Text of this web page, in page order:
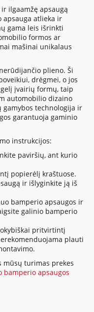
ilgaamžę apsaugą
atlieka ir
gama leis išrinkti
formos ar
mašinai unikalaus
plieno. Ši
drėgmei, o jos
įvairių formų, taip
automobilio dizaino
technologija ir
garantuoja gaminio
instrukcijos:
paviršių, ant kurio
popierėlį kraštuose.
ir išlyginkite ją iš
bamperio apsaugos ir
galinio bamperio
pritvirtintį
plauti
mūsų turimas prekes
bamperio apsaugos